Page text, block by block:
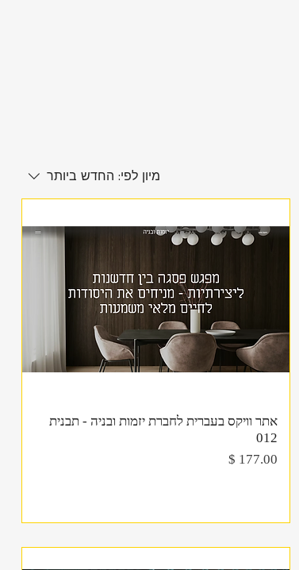
מיון לפי: החדש ביותר
תצוגה מהירה
אתר וויקס בעברית לחברת יזמות ובניה - תבנית
012
מחיר